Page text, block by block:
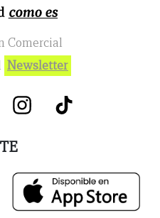
Comercial
Newsletter